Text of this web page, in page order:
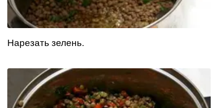
Нарезать зелень.